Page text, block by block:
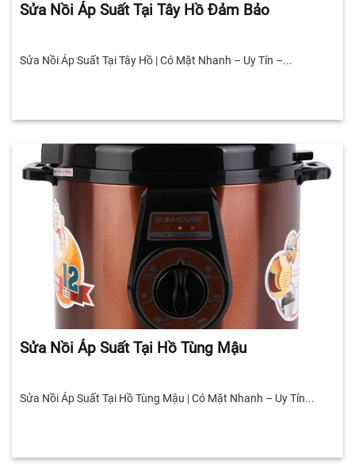
Sửa Nồi Áp Suất Tại Tây Hồ Đảm Bảo
Sửa Nồi Áp Suất Tại Tây Hồ | Có Mặt Nhanh – Uy Tín –...
Sửa Nồi Áp Suất Tại Hồ Tùng Mậu
Sửa Nồi Áp Suất Tại Hồ Tùng Mậu | Có Mặt Nhanh – Uy Tín...